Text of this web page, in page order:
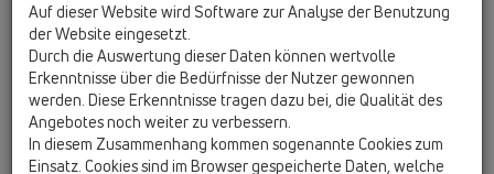
Auf dieser Website wird Software zur Analyse der Benutzung
der Website eingesetzt.
Durch die Auswertung dieser Daten können wertvolle
Erkenntnisse über die Bedürfnisse der Nutzer gewonnen
werden. Diese Erkenntnisse tragen dazu bei, die Qualität des
Angebotes noch weiter zu verbessern.
In diesem Zusammenhang kommen sogenannte Cookies zum
Einsatz. Cookies sind im Browser gespeicherte Daten, welche